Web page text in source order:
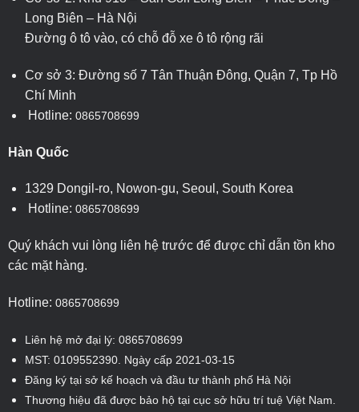
Long Biên – Hà Nội
Đường ô tô vào, có chỗ đỗ xe ô tô rộng rãi
Cơ sở 3: Đường số 7 Tân Thuận Đông, Quận 7, Tp Hồ
Chí Minh
Hotline: 0865708699
Hàn Quốc
1329 Dongil-ro, Nowon-gu, Seoul, South Korea
Hotline: 0865708699
Quý khách vui lòng liên hệ trước để được chỉ dẫn tồn kho
các mặt hàng.
Hotline: 0865708699
Liên hệ mở đại lý: 0865708699
MST: 0109552390. Ngày cấp 2021-03-15
Đăng ký tại sở kế hoạch và đầu tư thành phố Hà Nội
Thương hiệu đã được bảo hộ tại cục sở hữu trí tuệ Việt Nam.